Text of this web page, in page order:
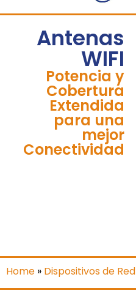
Antenas
WIFI
Potencia y
Cobertura
Extendida
para una
mejor
Conectividad
Home » Dispositivos de Red